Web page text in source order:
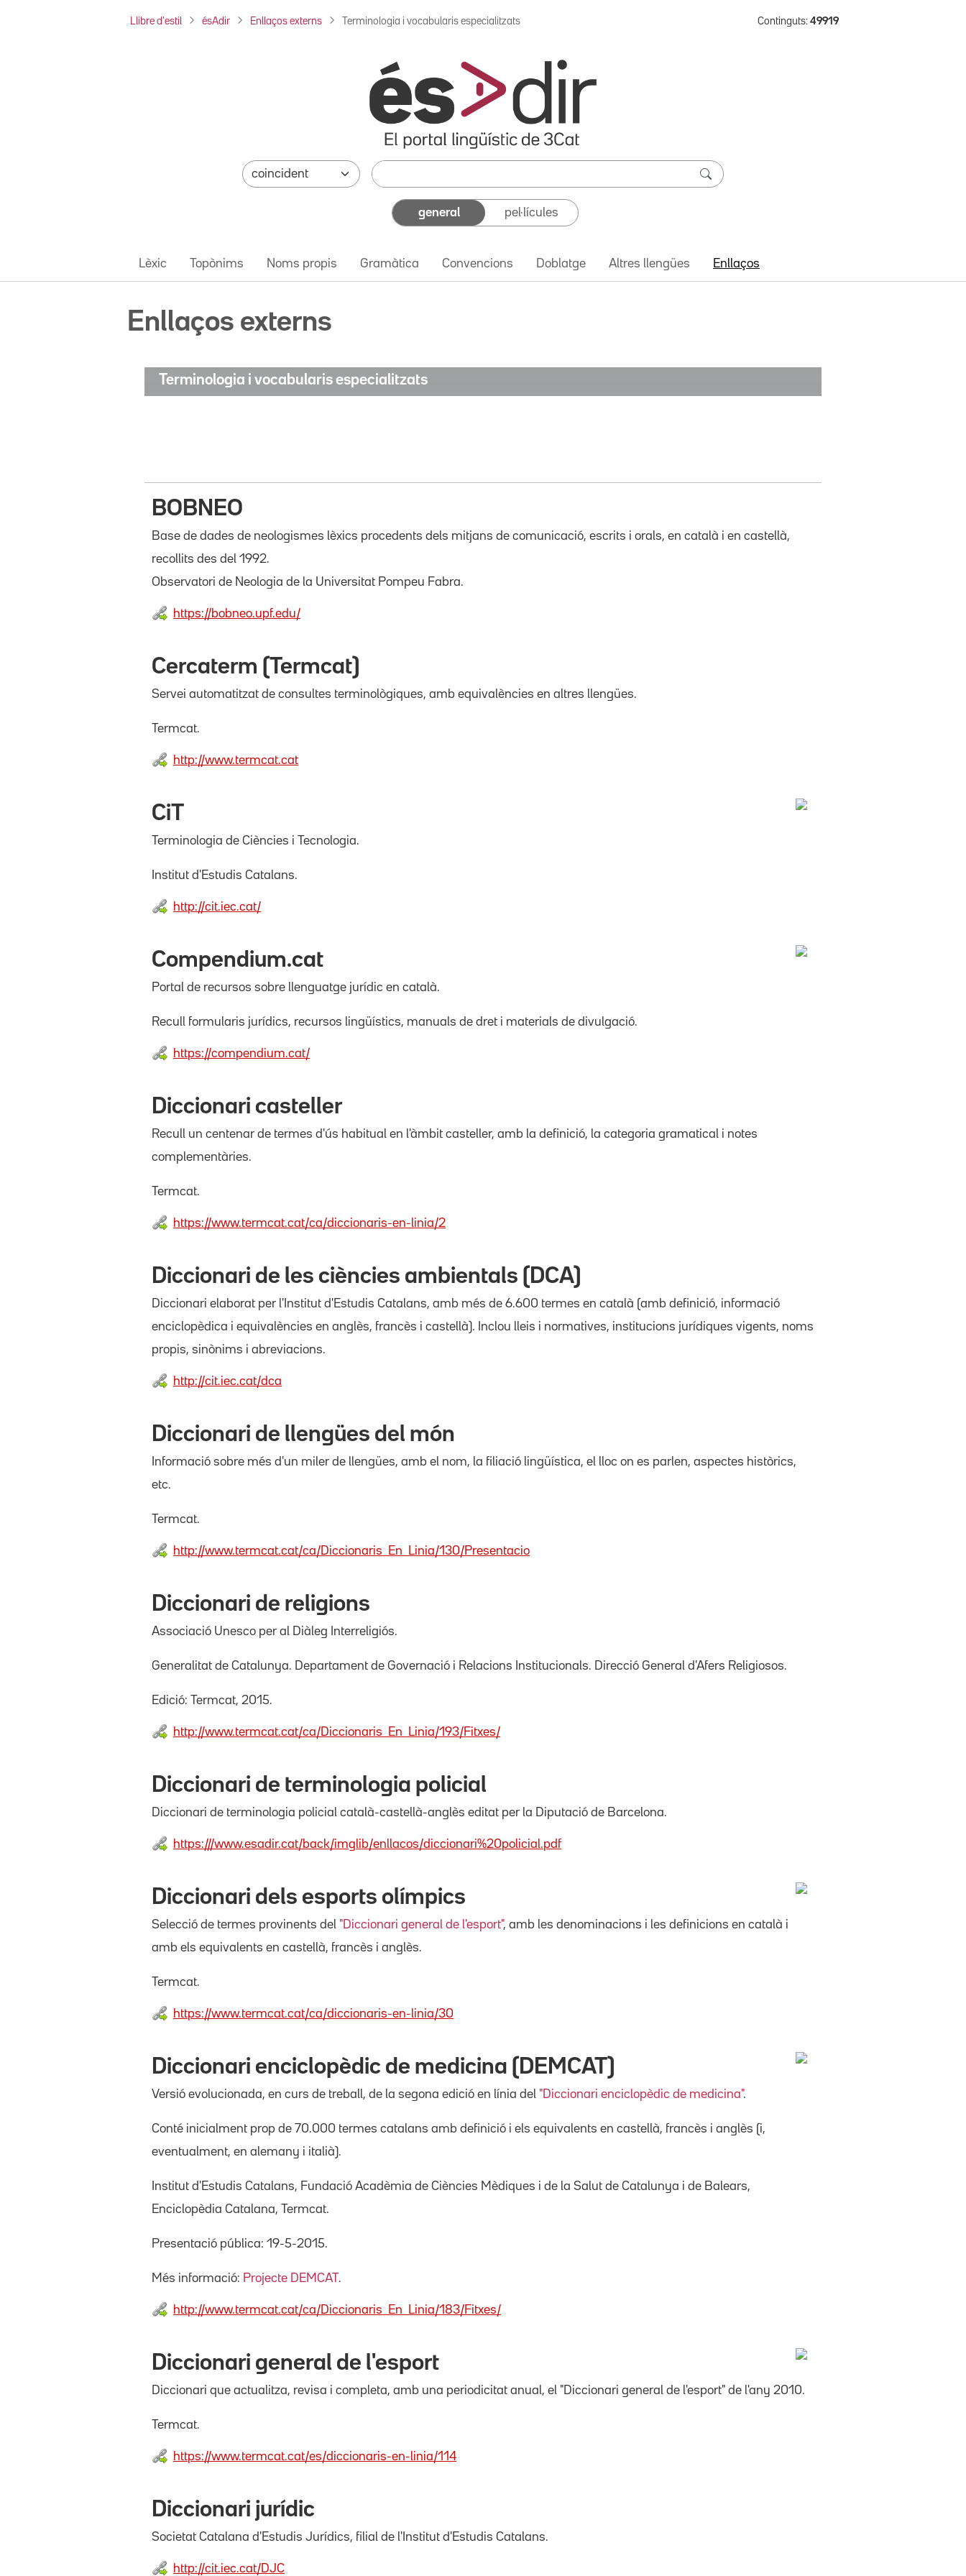
Llibre d'estil ésAdir Enllaços externs Terminologia i vocabularis especialitzats Continguts: 49919
general pel·lícules
Lèxic Topònims Noms propis Gramàtica Convencions Doblatge Altres llengües Enllaços
Enllaços externs
Terminologia i vocabularis especialitzats
BOBNEO
Base de dades de neologismes lèxics procedents dels mitjans de comunicació, escrits i orals, en català i en castellà,
recollits des del 1992.
Observatori de Neologia de la Universitat Pompeu Fabra.
https://bobneo.upf.edu/
Cercaterm (Termcat)
Servei automatitzat de consultes terminològiques, amb equivalències en altres llengües.
Termcat.
http://www.termcat.cat
CiT
Terminologia de Ciències i Tecnologia.
Institut d'Estudis Catalans.
http://cit.iec.cat/
Compendium.cat
Portal de recursos sobre llenguatge jurídic en català.
Recull formularis jurídics, recursos lingüístics, manuals de dret i materials de divulgació.
https://compendium.cat/
Diccionari casteller
Recull un centenar de termes d'ús habitual en l'àmbit casteller, amb la definició, la categoria gramatical i notes
complementàries.
Termcat.
https://www.termcat.cat/ca/diccionaris-en-linia/2
Diccionari de les ciències ambientals (DCA)
Diccionari elaborat per l'Institut d'Estudis Catalans, amb més de 6.600 termes en català (amb definició, informació
enciclopèdica i equivalències en anglès, francès i castellà). Inclou lleis i normatives, institucions jurídiques vigents, noms
propis, sinònims i abreviacions.
http://cit.iec.cat/dca
Diccionari de llengües del món
Informació sobre més d'un miler de llengües, amb el nom, la filiació lingüística, el lloc on es parlen, aspectes històrics,
etc.
Termcat.
http://www.termcat.cat/ca/Diccionaris_En_Linia/130/Presentacio
Diccionari de religions
Associació Unesco per al Diàleg Interreligiós.
Generalitat de Catalunya. Departament de Governació i Relacions Institucionals. Direcció General d'Afers Religiosos.
Edició: Termcat, 2015.
http://www.termcat.cat/ca/Diccionaris_En_Linia/193/Fitxes/
Diccionari de terminologia policial
Diccionari de terminologia policial català-castellà-anglès editat per la Diputació de Barcelona.
https:///www.esadir.cat/back/imglib/enllacos/diccionari%20policial.pdf
Diccionari dels esports olímpics
Selecció de termes provinents del "Diccionari general de l'esport", amb les denominacions i les definicions en català i
amb els equivalents en castellà, francès i anglès.
Termcat.
https://www.termcat.cat/ca/diccionaris-en-linia/30
Diccionari enciclopèdic de medicina (DEMCAT)
Versió evolucionada, en curs de treball, de la segona edició en línia del "Diccionari enciclopèdic de medicina".
Conté inicialment prop de 70.000 termes catalans amb definició i els equivalents en castellà, francès i anglès (i,
eventualment, en alemany i italià).
Institut d'Estudis Catalans, Fundació Acadèmia de Ciències Mèdiques i de la Salut de Catalunya i de Balears,
Enciclopèdia Catalana, Termcat.
Presentació pública: 19-5-2015.
Més informació: Projecte DEMCAT.
http://www.termcat.cat/ca/Diccionaris_En_Linia/183/Fitxes/
Diccionari general de l'esport
Diccionari que actualitza, revisa i completa, amb una periodicitat anual, el "Diccionari general de l'esport" de l'any 2010.
Termcat.
https://www.termcat.cat/es/diccionaris-en-linia/114
Diccionari jurídic
Societat Catalana d'Estudis Jurídics, filial de l'Institut d'Estudis Catalans.
http://cit.iec.cat/DJC